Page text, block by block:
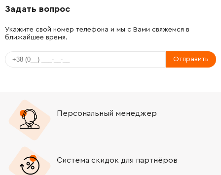
- +
1619P01268
1619P01103
1619P01076
Задать вопрос
Укажите свой номер телефона и мы с Вами свяжемся в
ближайшее время.
Отправить
Персональный менеджер
Система скидок для партнёров